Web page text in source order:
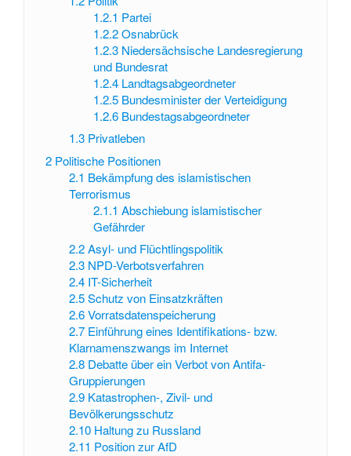
1.2.1 Partei
1.2.2 Osnabrück
1.2.3 Niedersächsische Landesregierung
und Bundesrat
1.2.4 Landtagsabgeordneter
1.2.5 Bundesminister der Verteidigung
1.2.6 Bundestagsabgeordneter
1.3 Privatleben
2 Politische Positionen
2.1 Bekämpfung des islamistischen
Terrorismus
2.1.1 Abschiebung islamistischer
Gefährder
2.2 Asyl- und Flüchtlingspolitik
2.3 NPD-Verbotsverfahren
2.4 IT-Sicherheit
2.5 Schutz von Einsatzkräften
2.6 Vorratsdatenspeicherung
2.7 Einführung eines Identifikations- bzw.
Klarnamenszwangs im Internet
2.8 Debatte über ein Verbot von Antifa-
Gruppierungen
2.9 Katastrophen-, Zivil- und
Bevölkerungsschutz
2.10 Haltung zu Russland
2.11 Position zur AfD